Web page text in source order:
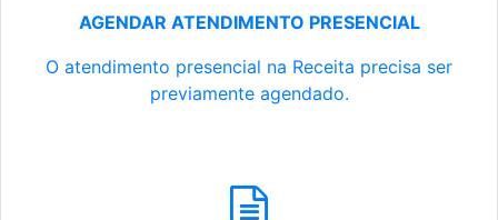
AGENDAR ATENDIMENTO PRESENCIAL
O atendimento presencial na Receita precisa ser
previamente agendado.